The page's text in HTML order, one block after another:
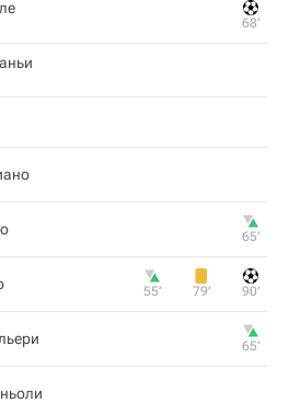
68‎’‎
65‎’‎
55‎’‎ 79‎’‎ 90‎’‎
65‎’‎